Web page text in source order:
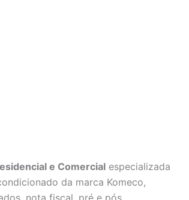
e Comercial especializada
da marca Komeco,
nota fiscal, pré e pós